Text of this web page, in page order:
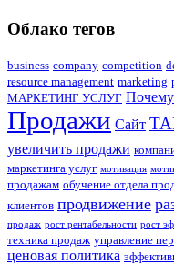
Облако тегов
business company competition
resource management marketing
МАРКЕТИНГ УСЛУГ
Продажи Сайт
увеличить продажи
маркетинга услуг мотивация
продажам обучение отдела
клиентов продвижение
продаж рост рентабельности рост
техника продаж управление
ценовая политика